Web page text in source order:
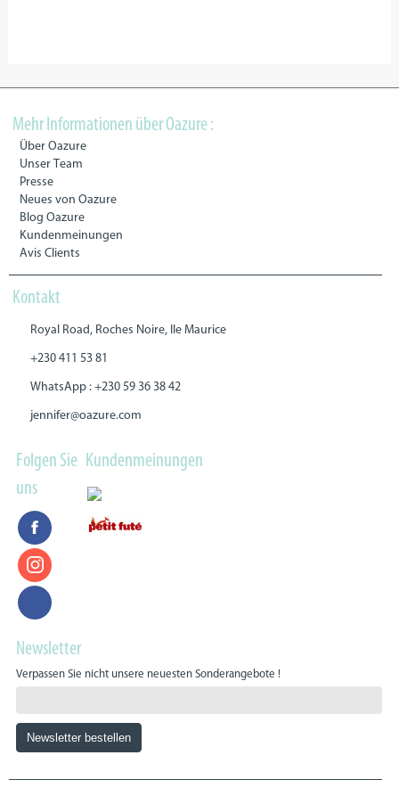
Mehr Informationen über Oazure :
Über Oazure
Unser Team
Presse
Neues von Oazure
Blog Oazure
Kundenmeinungen
Avis Clients
Kontakt
Royal Road, Roches Noire, Ile Maurice
+230 411 53 81
WhatsApp : +230 59 36 38 42
jennifer@oazure.com
Folgen Sie
uns
Kundenmeinungen
Newsletter
Verpassen Sie nicht unsere neuesten Sonderangebote !